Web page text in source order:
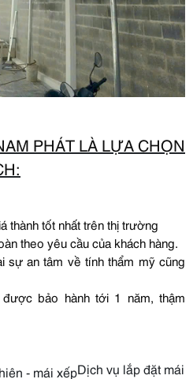
PHÁT LÀ LỰA CHỌN
thành tốt nhất trên thị trường
theo yêu cầu của khách hàng.
sự an tâm về tính thẩm mỹ cũng
bảo hành tới 1 năm, thậm
Dịch vụ lắp đặt mái